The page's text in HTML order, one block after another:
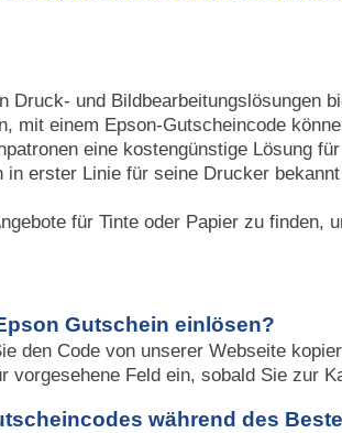
Druck- und Bildbearbeitungslösungen
mit einem Epson-Gutscheincode
eine kostengünstige Lösung
in erster Linie für seine Drucker
für Tinte oder Papier zu
Gutschein einlösen?
den Code von unserer Webseite
vorgesehene Feld ein, sobald Sie zur
während des